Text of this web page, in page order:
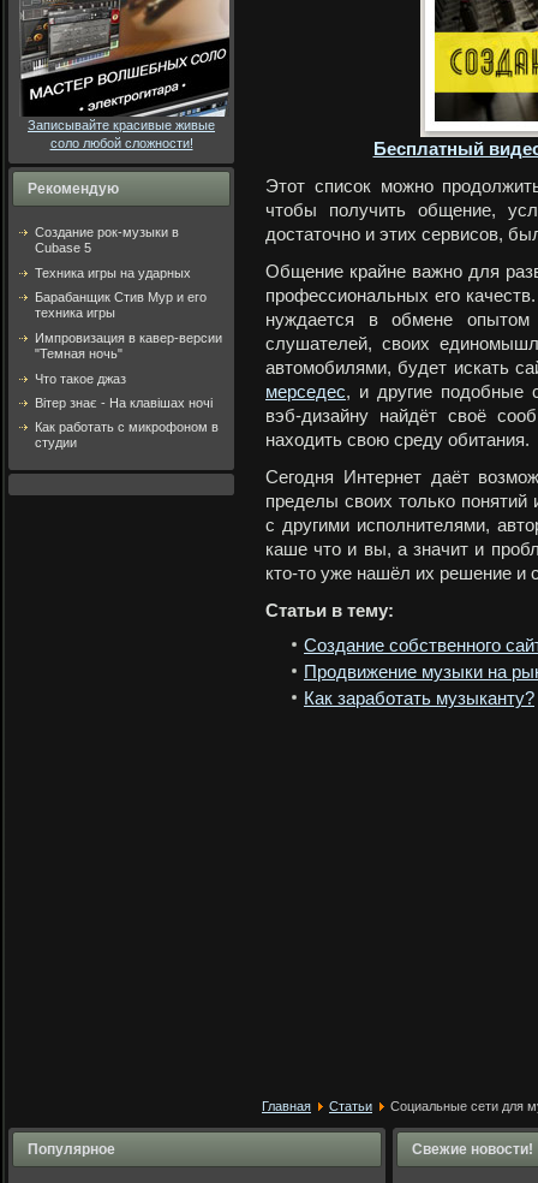
Записывайте красивые живые
соло любой сложности!
Рекомендую
Создание рок-музыки в
Cubase 5
Техника игры на ударных
Барабанщик Стив Мур и его
техника игры
Импровизация в кавер-версии
"Темная ночь"
Что такое джаз
Вітер знає - На клавішах ночі
Как работать с микрофоном в
студии
Бесплатный
Этот список можно
чтобы получить общение,
достаточно и этих сервисов,
Общение крайне важно для
профессиональных его
нуждается в обмене
слушателей, своих
автомобилями, будет искать
мерседес, и другие подобные
вэб-дизайну найдёт своё
находить свою среду обитания.
Сегодня Интернет даёт
пределы своих только понятий
с другими исполнителями,
каше что и вы, а значит и
кто-то уже нашёл их решение и
Статьи в тему:
Создание собственного
Продвижение музыки на
Как заработать музыканту?
Главная Статьи Социальные сети для
Популярное Свежие новости!